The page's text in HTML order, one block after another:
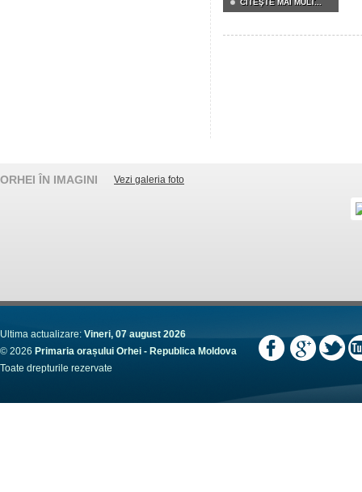
CITEŞTE MAI MULT...
ORHEI ÎN IMAGINI Vezi galeria foto
Ultima actualizare: Vineri, 07 august 2026
© 2026 Primaria orașului Orhei - Republica Moldova
Toate drepturile rezervate